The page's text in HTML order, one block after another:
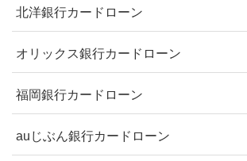
北洋銀行カードローン
オリックス銀行カードローン
福岡銀行カードローン
auじぶん銀行カードローン